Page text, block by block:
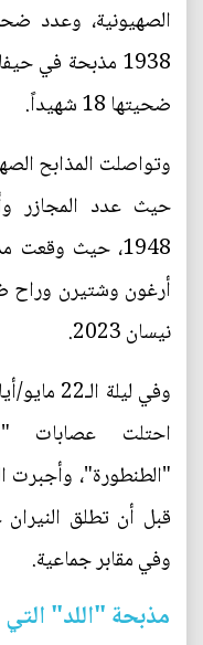
الصهيونية، وعدد
1938 مذبحة في
ضحيتها 18 شهيداً.
وتواصلت المذابح
حيث عدد المجازر
1948، حيث
نيسان 2023.
احتلت عصابات
"الطنطورة"، وأجبرت
قبل أن تطلق
وفي مقابر جماعية.
مذبحة "اللد"